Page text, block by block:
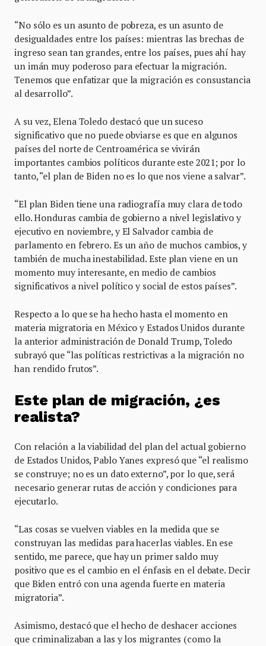
“No sólo es un asunto de pobreza, es un asunto de
desigualdades entre los países: mientras las brechas de
ingreso sean tan grandes, entre los países, pues ahí hay
un imán muy poderoso para efectuar la migración.
Tenemos que enfatizar que la migración es consustancia
al desarrollo”.
A su vez, Elena Toledo destacó que un suceso
significativo que no puede obviarse es que en algunos
países del norte de Centroamérica se vivirán
importantes cambios políticos durante este 2021; por lo
tanto, “el plan de Biden no es lo que nos viene a salvar”.
“El plan Biden tiene una radiografía muy clara de todo
ello. Honduras cambia de gobierno a nivel legislativo y
ejecutivo en noviembre, y El Salvador cambia de
parlamento en febrero. Es un año de muchos cambios, y
también de mucha inestabilidad. Este plan viene en un
momento muy interesante, en medio de cambios
significativos a nivel político y social de estos países”.
Respecto a lo que se ha hecho hasta el momento en
materia migratoria en México y Estados Unidos durante
la anterior administración de Donald Trump, Toledo
subrayó que “las políticas restrictivas a la migración no
han rendido frutos”.
Este plan de migración, ¿es
realista?
Con relación a la viabilidad del plan del actual gobierno
de Estados Unidos, Pablo Yanes expresó que “el realismo
se construye; no es un dato externo”, por lo que, será
necesario generar rutas de acción y condiciones para
ejecutarlo.
“Las cosas se vuelven viables en la medida que se
construyan las medidas para hacerlas viables. En ese
sentido, me parece, que hay un primer saldo muy
positivo que es el cambio en el énfasis en el debate. Decir
que Biden entró con una agenda fuerte en materia
migratoria”.
Asimismo, destacó que el hecho de deshacer acciones
que criminalizaban a las y los migrantes (como la